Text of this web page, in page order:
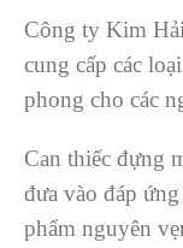
Công ty Kim
cung cấp các
phong cho các
Can thiếc đựng
đưa vào đáp
phẩm nguyên